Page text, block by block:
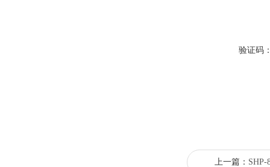
验证码
上一篇：